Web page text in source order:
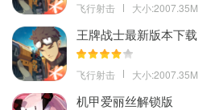
飞行射击 大小:2007.35M
王牌战士最新版本下载
飞行射击 大小:2007.35M
机甲爱丽丝解锁版